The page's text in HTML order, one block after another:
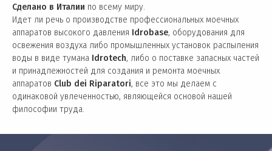
Сделано в Италии по всему миру.
Идет ли речь о производстве профессиональных моечных
аппаратов высокого давления Idrobase, оборудования для
освежения воздуха либо промышленных установок распыления
воды в виде тумана Idrotech, либо о поставке запасных частей
и принадлежностей для создания и ремонта моечных
аппаратов Club dei Riparatori, все это мы делаем с
одинаковой увлеченностью, являющейся основой нашей
философии труда.